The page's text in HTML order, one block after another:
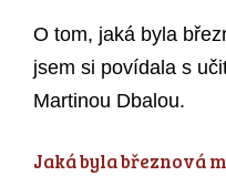
O tom, jaká byla
jsem si povídala s
Martinou Dbalou.
Jaká byla březnová